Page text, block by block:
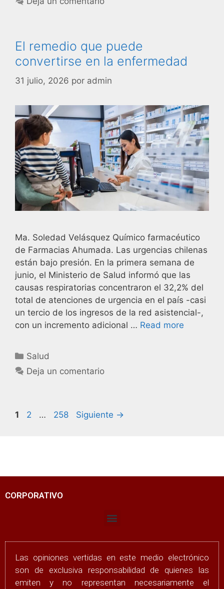
El remedio que puede
convertirse en la enfermedad
31 julio, 2026 por admin
Ma. Soledad Velásquez Químico farmacéutico
de Farmacias Ahumada. Las urgencias chilenas
están bajo presión. En la primera semana de
junio, el Ministerio de Salud informó que las
causas respiratorias concentraron el 32,2% del
total de atenciones de urgencia en el país -casi
un tercio de los ingresos de la red asistencial-,
con un incremento adicional … Read more
Salud
Deja un comentario
1 2 … 258 Siguiente →
CORPORATIVO
Las opiniones vertidas en este medio electrónico
son de exclusiva responsabilidad de quienes las
emiten y no representan necesariamente el